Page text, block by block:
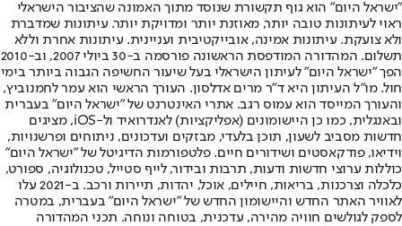
"ישראל היום" הוא גוף תקשורת שנוסד מתוך האמונה שהציבור הישראלי
ראוי לעיתונות טובה יותר, מאוזנת יותר ומדויקת יותר. עיתונות שמדברת
ולא צועקת. עיתונות אמינה, אובייקטיבית ועניינית. עיתונות אחרת וללא
תשלום. המהדורה המודפסת הראשונה פורסמה ב-30 ביולי 2007, וב-2010
הפך "ישראל היום" לעיתון הישראלי בעל שיעור החשיפה הגבוה ביותר בימי
חול. מו"ל העיתון היא ד"ר מרים אדלסון. העורך הראשי הוא עמר לחמנוביץ,
והעורך המייסד הוא עמוס רגב. אתרי האינטרנט של "ישראל היום" בעברית
ובאנגלית, כמו כן היישומונים (אפליקציות) לאנדרואיד ול-iOS, מציגים
חדשות מסביב לשעון, תוכן בלעדי, מבזקים ועדכונים, ניתוחים ופרשנויות,
וידיאו, פודקאסטים ושידורים חיים. פלטפורמות הדיגיטל של "ישראל היום"
כוללות ערוצי חדשות ודעות, תרבות ובידור, לייף סטייל, טכנולוגיה, ספורט,
כלכלה וצרכנות, בריאות, חיילים, אוכל, יהדות, תיירות ורכב. ב-2021 עלו
לאוויר האתר החדש והיישומון החדש של "ישראל היום" בעברית, במטרה
לספק לגולשים חוויה מהירה, עדכנית, בטוחה ונוחה. תכני המהדורה